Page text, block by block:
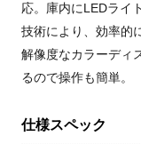
応。庫内にLEDライ
技術により、効率的
解像度なカラーディ
るので操作も簡単。
仕様スペック